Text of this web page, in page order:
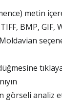
metin
BMP, GIF,
görseli analiz